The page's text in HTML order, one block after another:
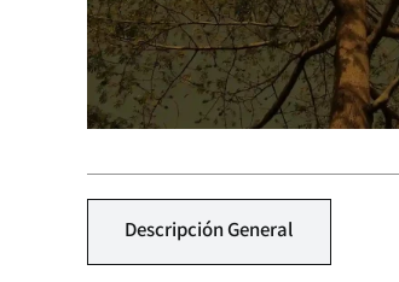
Descripción General